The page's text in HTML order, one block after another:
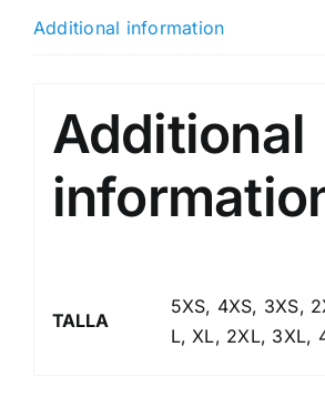
Additional information
Additional
TALLA
5XS, 4XS, 3XS,
L, XL, 2XL, 3XL,